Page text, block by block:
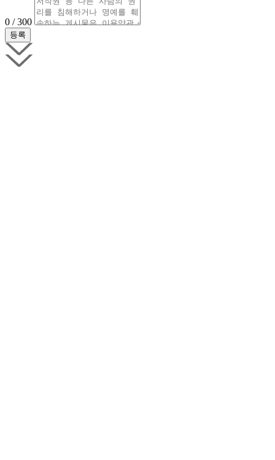
0 / 300